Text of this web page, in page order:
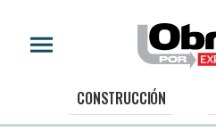
CONSTRUCCIÓN